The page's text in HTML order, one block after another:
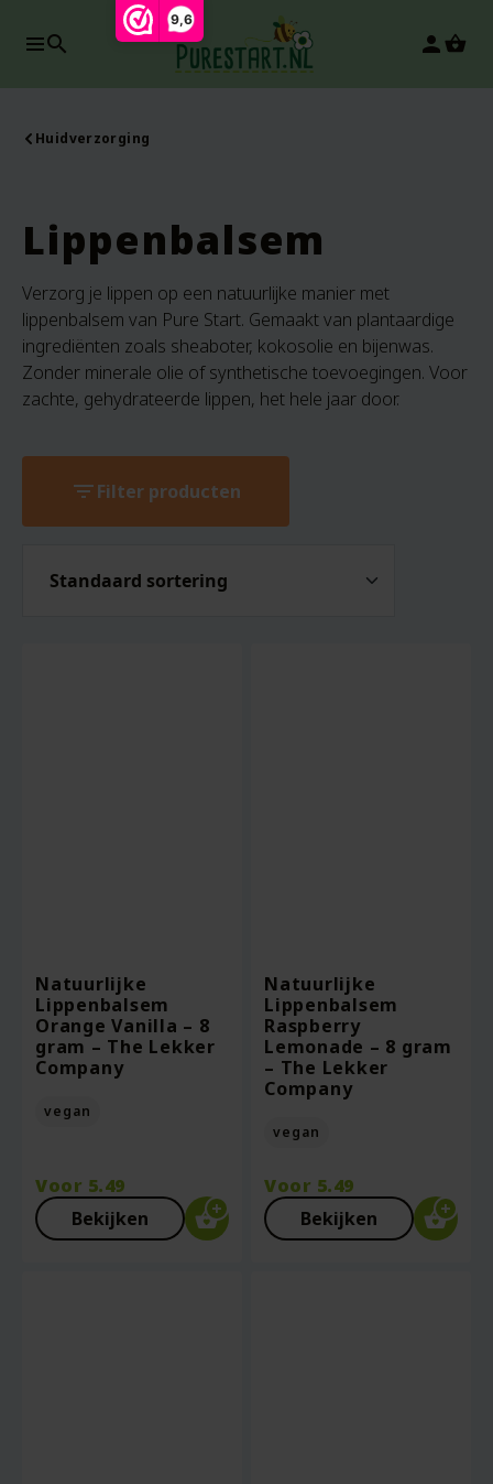
9,6
search person
Huidverzorging
Lippenbalsem
Verzorg je lippen op een natuurlijke manier met
lippenbalsem van Pure Start. Gemaakt van plantaardige
ingrediënten zoals sheaboter, kokosolie en bijenwas.
Zonder minerale olie of synthetische toevoegingen. Voor
zachte, gehydrateerde lippen, het hele jaar door.
filter_listFilter producten
Natuurlijke
Lippenbalsem
Orange Vanilla – 8
gram – The Lekker
Company
vegan
Voor 5.49
Bekijken
Natuurlijke
Lippenbalsem
Raspberry
Lemonade – 8 gram
– The Lekker
Company
vegan
Voor 5.49
Bekijken